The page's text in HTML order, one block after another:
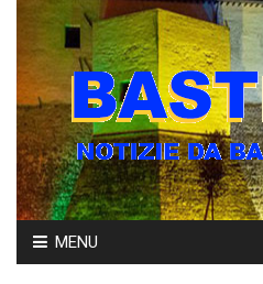
Skip
to
MENU